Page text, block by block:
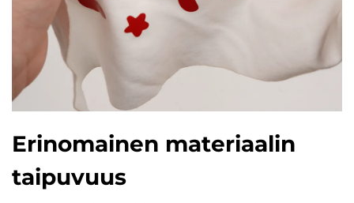
Erinomainen materiaalin
taipuvuus